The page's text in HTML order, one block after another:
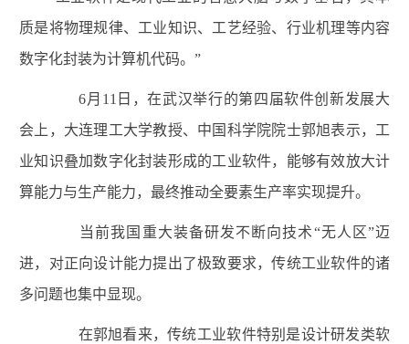
质是将物理规律、工业知识、工艺经验、行业机理等内容
数字化封装为计算机代码。”
6月11日，在武汉举行的第四届软件创新发展大
会上，大连理工大学教授、中国科学院院士郭旭表示，工
业知识叠加数字化封装形成的工业软件，能够有效放大计
算能力与生产能力，最终推动全要素生产率实现提升。
当前我国重大装备研发不断向技术“无人区”迈
进，对正向设计能力提出了极致要求，传统工业软件的诸
多问题也集中显现。
在郭旭看来，传统工业软件特别是设计研发类软